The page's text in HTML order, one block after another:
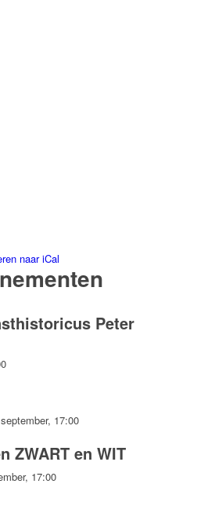
naar iCal
Peter
17:00
ZWART en WIT
17:00